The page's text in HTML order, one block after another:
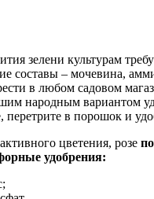
зелени культурам
составы – мочевина,
в любом садовом
народным вариантом
в порошок и
цветения, розе
удобрения: